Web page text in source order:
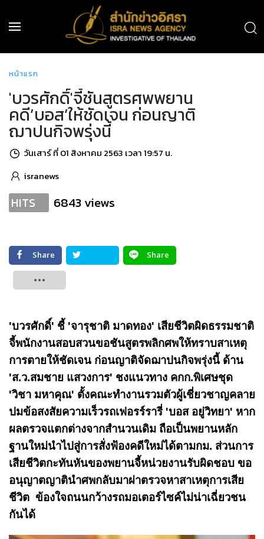
หน้าแรก
'บวรศักดิ์'จี้ชันสูตรศพพยาน
คดี’บอส’ให้ชัดเจน ก่อนญาติ
ฌาปนกิจพรุ่งนี้
วันเสาร์ ที่ 01 สิงหาคม 2563 เวลา 19:57 น.
isranews
HITS 6843 views
Share
Share
'บวรศักดิ์' ชี้ 'จารุชาติ มาดทอง' เสียชีวิตผิดธรรมชาติ
จี้พนักงานสอบสวนขอชันสูตรพลิกศพให้ทราบสาเหตุ
การตายให้ชัดเจน ก่อนญาติจัดฌาปนกิจพรุ่งนี้ ด้าน
'ส.ว.สมชาย แสวงการ' ชงแนวทาง คกก.พิเศษชุด
'วิชา มหาคุณ' ตั้งคณะทำงานรวมตัวผู้เชี่ยวชาญคลาย
ปมข้อสงสัยความเร็วรถเฟอรร์รารี่ 'บอส อยู่วิทยา' หาก
ผลตรวจแตกต่างจากสำนวนเดิม ถือเป็นพยานหลัก
ฐานใหม่นำไปสู่การสั่งฟ้องคดีใหม่ได้ตามกม. ส่วนการ
เสียชีวิตกะทันหันของพยานจี้หน่วยงานรับผิดชอบ ขอ
อนุญาตญาตินำศพกลับมาผ่าตรวจหาสาเหตุการเสีย
ชีวิต ข้องใจถนนกว้างรถมอเตอร์ไซค์ไม่น่าเฉี่ยวชน
กันได้